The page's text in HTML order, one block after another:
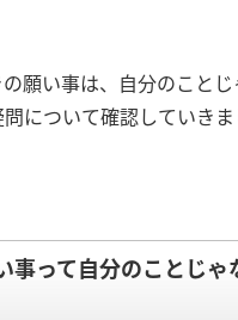
願い事は、自分のことじ
について確認していきま
事って自分のことじゃ